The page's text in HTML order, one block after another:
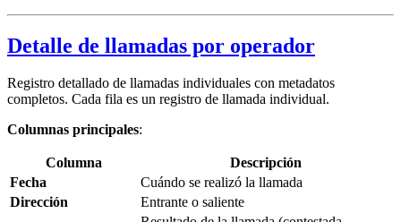
Detalle de llamadas por operador
Registro detallado de llamadas individuales con metadatos
completos. Cada fila es un registro de llamada individual.
Columnas principales:
Columna
Descripción
Fecha
Cuándo se realizó la llamada
Dirección
Entrante o saliente